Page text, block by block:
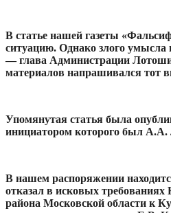
В статье нашей газеты
ситуацию. Однако злого
— глава Администрации
материалов напрашивался тот
Упомянутая статья была
инициатором которого был
В нашем распоряжении
отказал в исковых
района Московской области к